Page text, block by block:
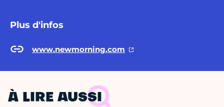
Plus d'infos
www.newmorning.com
À LIRE AUSSI